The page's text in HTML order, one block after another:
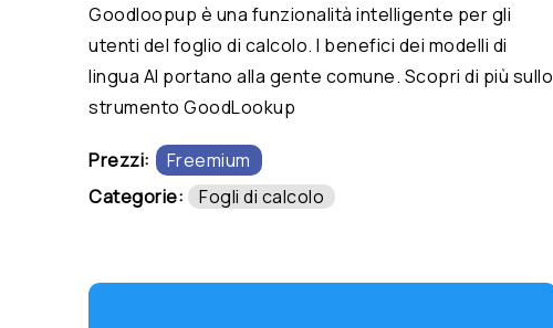
Goodloopup è una funzionalità intelligente per gli
utenti del foglio di calcolo. I benefici dei modelli di
lingua AI portano alla gente comune. Scopri di più sullo
strumento GoodLookup
Prezzi:
Freemium
Categorie:
Fogli di calcolo